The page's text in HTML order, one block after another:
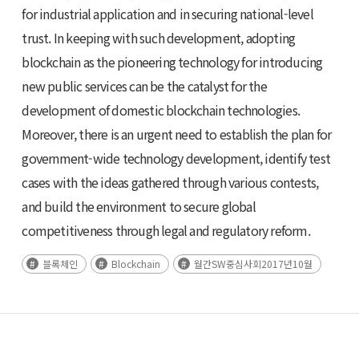
for industrial application and in securing national-level
trust. In keeping with such development, adopting
blockchain as the pioneering technology for introducing
new public services can be the catalyst for the
development of domestic blockchain technologies.
Moreover, there is an urgent need to establish the plan for
government-wide technology development, identify test
cases with the ideas gathered through various contests,
and build the environment to secure global
competitiveness through legal and regulatory reform.
블록체인 Blockchain 월간SW중심사회2017년10월